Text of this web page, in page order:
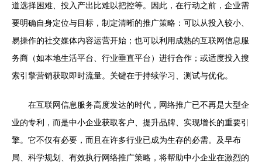
道选择困难、投入产出比难以把控等。因此，在行动之前，企业需
要明确自身定位与目标，制定清晰的推广策略：可以从投入较小、
易操作的社交媒体内容运营开始；也可以利用成熟的互联网信息服
务商（如本地生活平台、行业垂直平台）进行合作；或适度投入搜
索引擎营销获取即时流量。关键在于持续学习、测试与优化。
在互联网信息服务高度发达的时代，网络推广已不再是大型企
业的专利，而是中小企业获取客户、提升品牌、实现增长的重要引
擎。它不仅有必要，而且在许多行业已成为生存的必需。及早布
局、科学规划、有效执行网络推广策略，将帮助中小企业在激烈的